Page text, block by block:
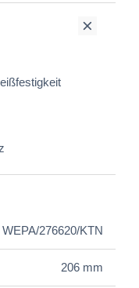
WEPA/276620/KTN
206 mm